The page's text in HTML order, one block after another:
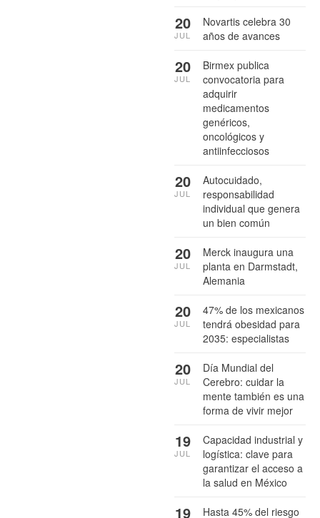
Novartis celebra 30
años de avances
20
JUL
Birmex publica
convocatoria para
adquirir
medicamentos
genéricos,
oncológicos y
antiinfecciosos
20
JUL
Autocuidado,
responsabilidad
individual que genera
un bien común
20
JUL
Merck inaugura una
planta en Darmstadt,
Alemania
20
JUL
47% de los mexicanos
tendrá obesidad para
2035: especialistas
20
JUL
Día Mundial del
Cerebro: cuidar la
mente también es una
forma de vivir mejor
20
JUL
Capacidad industrial y
logística: clave para
garantizar el acceso a
la salud en México
19
JUL
Hasta 45% del riesgo
19